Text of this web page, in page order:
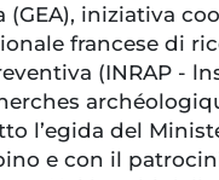
(GEA), iniziativa
francese di
(INRAP -
l’egida del
e con il